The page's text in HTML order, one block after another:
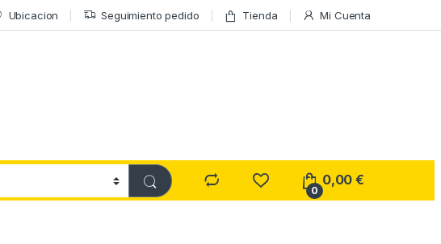
Ubicacion Seguimiento pedido Tienda Mi Cuenta
0
0,00€